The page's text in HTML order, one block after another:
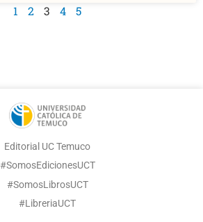
1 2 3 4 5
Editorial UC Temuco
#SomosEdicionesUCT
#SomosLibrosUCT
#LibreriaUCT